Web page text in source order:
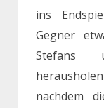
ins
Gegner
Stefans
nachdem